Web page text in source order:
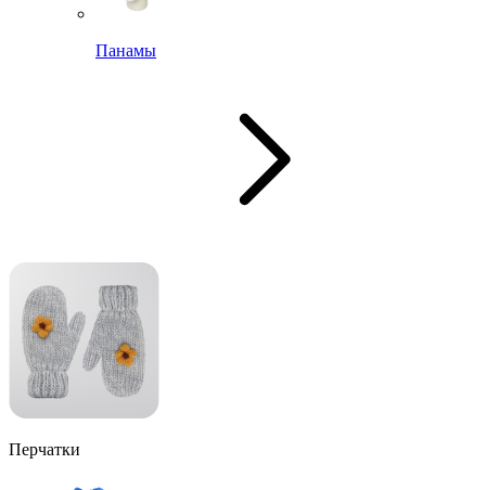
Панамы
Перчатки